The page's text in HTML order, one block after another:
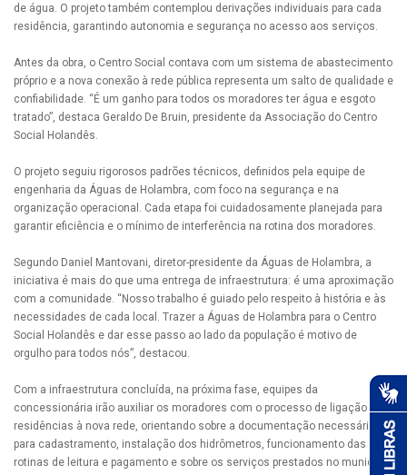
de água. O projeto também contemplou derivações individuais para cada
residência, garantindo autonomia e segurança no acesso aos serviços.
Antes da obra, o Centro Social contava com um sistema de abastecimento
próprio e a nova conexão à rede pública representa um salto de qualidade e
confiabilidade. “É um ganho para todos os moradores ter água e esgoto
tratado”, destaca Geraldo De Bruin, presidente da Associação do Centro
Social Holandês.
O projeto seguiu rigorosos padrões técnicos, definidos pela equipe de
engenharia da Águas de Holambra, com foco na segurança e na
organização operacional. Cada etapa foi cuidadosamente planejada para
garantir eficiência e o mínimo de interferência na rotina dos moradores.
Segundo Daniel Mantovani, diretor-presidente da Águas de Holambra, a
iniciativa é mais do que uma entrega de infraestrutura: é uma aproximação
com a comunidade. “Nosso trabalho é guiado pelo respeito à história e às
necessidades de cada local. Trazer a Águas de Holambra para o Centro
Social Holandês e dar esse passo ao lado da população é motivo de
orgulho para todos nós”, destacou.
Com a infraestrutura concluída, na próxima fase, equipes da
concessionária irão auxiliar os moradores com o processo de ligação das
residências à nova rede, orientando sobre a documentação necessária
para cadastramento, instalação dos hidrômetros, funcionamento das
rotinas de leitura e pagamento e sobre os serviços prestados no município.